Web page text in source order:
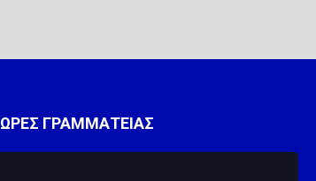
ΩΡΕΣ ΓΡΑΜΜΑΤΕΙΑΣ